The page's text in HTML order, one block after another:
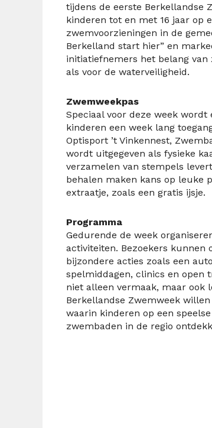
tijdens de eerste Berkellandse
kinderen tot en met 16 jaar op
zwemvoorzieningen in de
Berkelland start hier” en
initiatiefnemers het belang
als voor de waterveiligheid.
Zwemweekpas
Speciaal voor deze week wordt
kinderen een week lang
Optisport ’t Vinkennest,
wordt uitgegeven als fysieke
verzamelen van stempels
behalen maken kans op leuke
extraatje, zoals een gratis ijsje.
Programma
Gedurende de week
activiteiten. Bezoekers kunnen
bijzondere acties zoals een
spelmiddagen, clinics en open
niet alleen vermaak, maar ook
Berkellandse Zwemweek
waarin kinderen op een
zwembaden in de regio